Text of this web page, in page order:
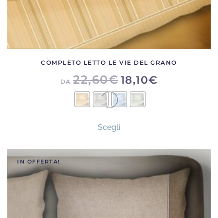
COMPLETO LETTO LE VIE DEL GRANO
DA 22,60€18,10€
Scegliprodotto
più
varianti.
IN OFFERTA!